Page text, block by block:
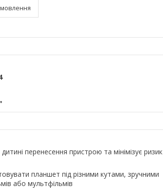
перенесення пристрою та мінімізує ризик
планшет під різними кутами, зручними
або мультфільмів